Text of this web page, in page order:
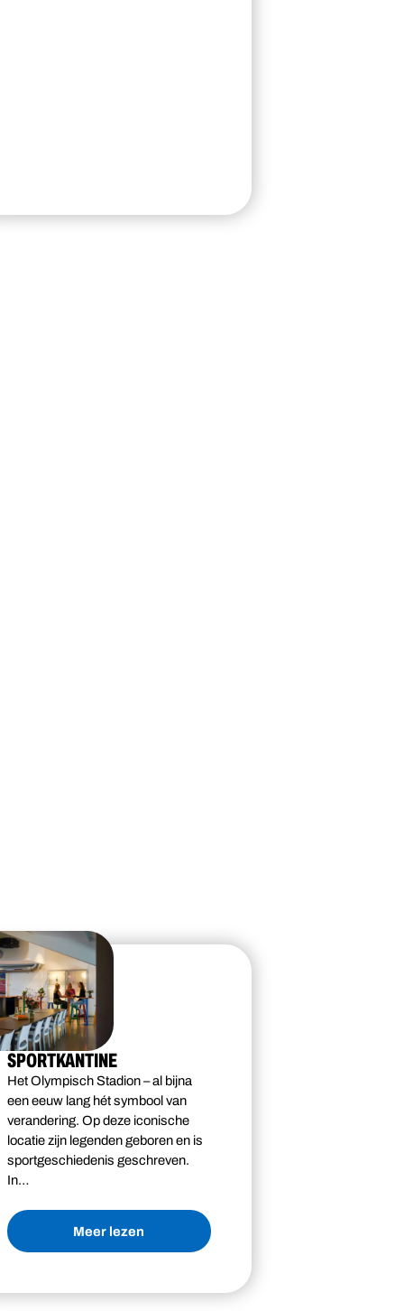
SPORTKANTINE
Het Olympisch Stadion – al bijna
een eeuw lang hét symbool van
verandering. Op deze iconische
locatie zijn legenden geboren en is
sportgeschiedenis geschreven.
In…
Meer lezen